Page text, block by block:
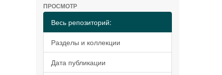
ПРОСМОТР
Весь репозиторий:
Разделы и коллекции
Дата публикации